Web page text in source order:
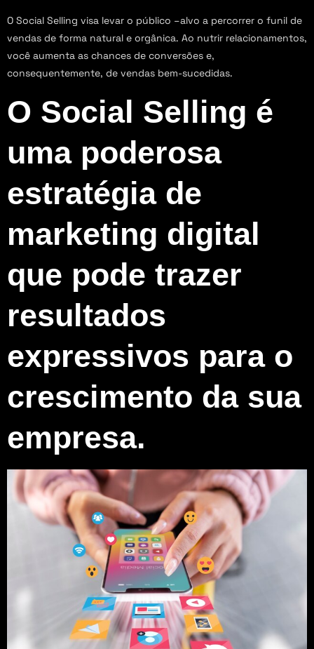
O Social Selling visa levar o público –alvo a percorrer o funil de
vendas de forma natural e orgânica. Ao nutrir relacionamentos,
você aumenta as chances de conversões e,
consequentemente, de vendas bem-sucedidas.
O Social Selling é
uma poderosa
estratégia de
marketing digital
que pode trazer
resultados
expressivos para o
crescimento da sua
empresa.